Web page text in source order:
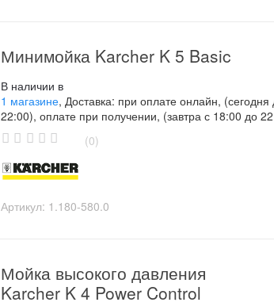
Минимойка Karcher K 5 Basic
В наличии в
1 магазине, Доставка: при оплате онлайн, (сегодня
22:00), оплате при получении, (завтра с 18:00 до
o
u
o
(0)
Артикул: 1.180-580.0
Мойка высокого давления
Karcher K 4 Power Control